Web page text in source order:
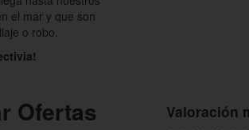
el mar y que son
o robo.
Ofertas Valoración